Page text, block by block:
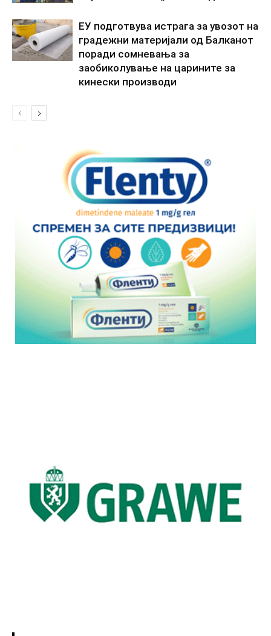
ЕУ подготвува истрага за увозот на
градежни материјали од Балканот
поради сомневања за
заобиколување на царините за
кинески производи